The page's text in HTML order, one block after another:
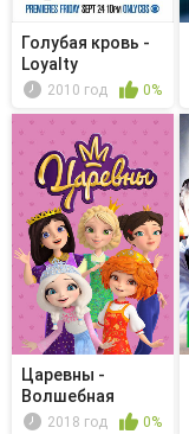
Голубая кровь -
Loyalty
2010 год 0%
Царевны -
Волшебная
мастерская
2018 год 0%